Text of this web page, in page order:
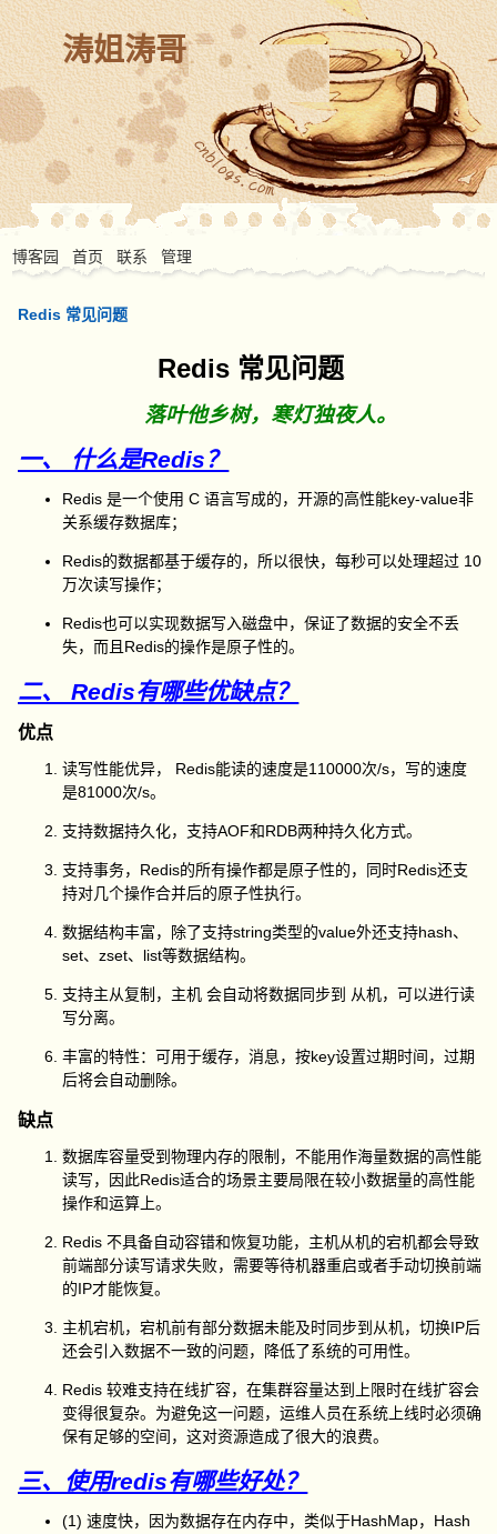
涛姐涛哥
博客园 首页 联系 管理
Redis 常见问题
Redis 常见问题
落叶他乡树，寒灯独夜人。
一、 什么是Redis？
Redis 是一个使用 C 语言写成的，开源的高性能key-value非
关系缓存数据库；
Redis的数据都基于缓存的，所以很快，每秒可以处理超过 10
万次读写操作；
Redis也可以实现数据写入磁盘中，保证了数据的安全不丢
失，而且Redis的操作是原子性的。
二、 Redis有哪些优缺点？
优点
读写性能优异， Redis能读的速度是110000次/s，写的速度
是81000次/s。
支持数据持久化，支持AOF和RDB两种持久化方式。
支持事务，Redis的所有操作都是原子性的，同时Redis还支
持对几个操作合并后的原子性执行。
数据结构丰富，除了支持string类型的value外还支持hash、
set、zset、list等数据结构。
支持主从复制，主机 会自动将数据同步到 从机，可以进行读
写分离。
丰富的特性：可用于缓存，消息，按key设置过期时间，过期
后将会自动删除。
缺点
数据库容量受到物理内存的限制，不能用作海量数据的高性能
读写，因此Redis适合的场景主要局限在较小数据量的高性能
操作和运算上。
Redis 不具备自动容错和恢复功能，主机从机的宕机都会导致
前端部分读写请求失败，需要等待机器重启或者手动切换前端
的IP才能恢复。
主机宕机，宕机前有部分数据未能及时同步到从机，切换IP后
还会引入数据不一致的问题，降低了系统的可用性。
Redis 较难支持在线扩容，在集群容量达到上限时在线扩容会
变得很复杂。为避免这一问题，运维人员在系统上线时必须确
保有足够的空间，这对资源造成了很大的浪费。
三、使用redis有哪些好处？
(1) 速度快，因为数据存在内存中，类似于HashMap，Hash